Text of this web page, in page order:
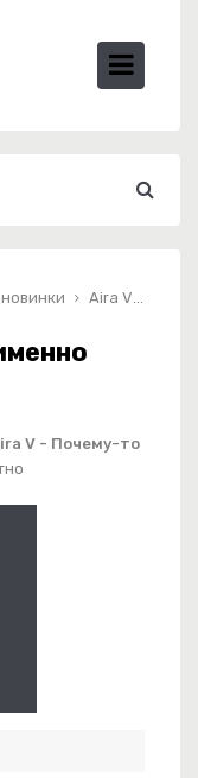
Aira V - Почему-то именно таких людей
V - Почему-то